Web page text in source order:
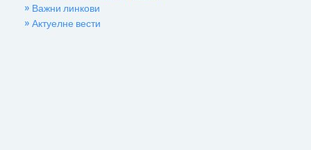
» Важни линкови
» Актуелне вести